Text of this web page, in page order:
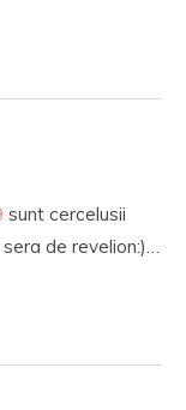
sunt cercelusii
de revelion:)…